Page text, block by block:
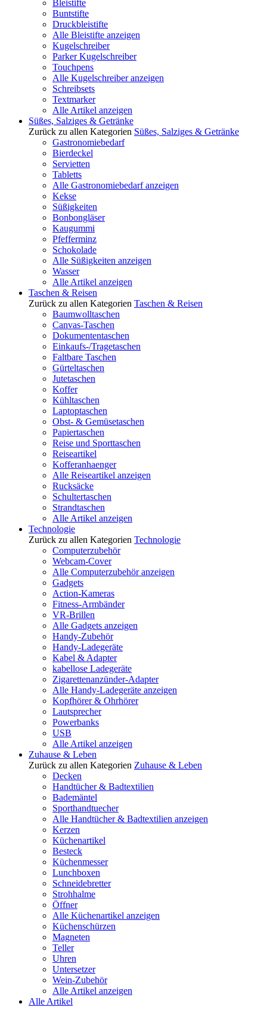
Bleistifte
Buntstifte
Druckbleistifte
Alle Bleistifte anzeigen
Kugelschreiber
Parker Kugelschreiber
Touchpens
Alle Kugelschreiber anzeigen
Schreibsets
Textmarker
Alle Artikel anzeigen
Süßes, Salziges & Getränke
Zurück zu allen Kategorien Süßes, Salziges & Getränke
Gastronomiebedarf
Bierdeckel
Servietten
Tabletts
Alle Gastronomiebedarf anzeigen
Kekse
Süßigkeiten
Bonbongläser
Kaugummi
Pfefferminz
Schokolade
Alle Süßigkeiten anzeigen
Wasser
Alle Artikel anzeigen
Taschen & Reisen
Zurück zu allen Kategorien Taschen & Reisen
Baumwolltaschen
Canvas-Taschen
Dokumententaschen
Einkaufs-/Tragetaschen
Faltbare Taschen
Gürteltaschen
Jutetaschen
Koffer
Kühltaschen
Laptoptaschen
Obst- & Gemüsetaschen
Papiertaschen
Reise und Sporttaschen
Reiseartikel
Kofferanhaenger
Alle Reiseartikel anzeigen
Rucksäcke
Schultertaschen
Strandtaschen
Alle Artikel anzeigen
Technologie
Zurück zu allen Kategorien Technologie
Computerzubehör
Webcam-Cover
Alle Computerzubehör anzeigen
Gadgets
Action-Kameras
Fitness-Armbänder
VR-Brillen
Alle Gadgets anzeigen
Handy-Zubehör
Handy-Ladegeräte
Kabel & Adapter
kabellose Ladegeräte
Zigarettenanzünder-Adapter
Alle Handy-Ladegeräte anzeigen
Kopfhörer & Ohrhörer
Lautsprecher
Powerbanks
USB
Alle Artikel anzeigen
Zuhause & Leben
Zurück zu allen Kategorien Zuhause & Leben
Decken
Handtücher & Badtextilien
Bademäntel
Sporthandtuecher
Alle Handtücher & Badtextilien anzeigen
Kerzen
Küchenartikel
Besteck
Küchenmesser
Lunchboxen
Schneidebretter
Strohhalme
Öffner
Alle Küchenartikel anzeigen
Küchenschürzen
Magneten
Teller
Uhren
Untersetzer
Wein-Zubehör
Alle Artikel anzeigen
Alle Artikel